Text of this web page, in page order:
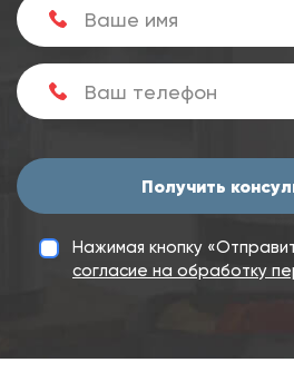
Получить
Нажимая кнопку
согласие на обработку